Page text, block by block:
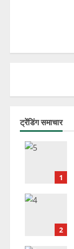
ट्रेंडिंग समाचार
1
2